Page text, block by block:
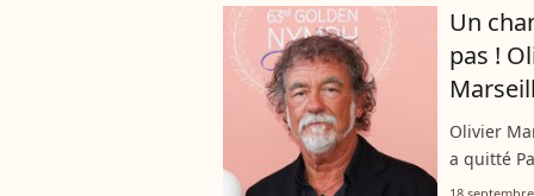
Un
pas !
Olivier
a quitté
stress et